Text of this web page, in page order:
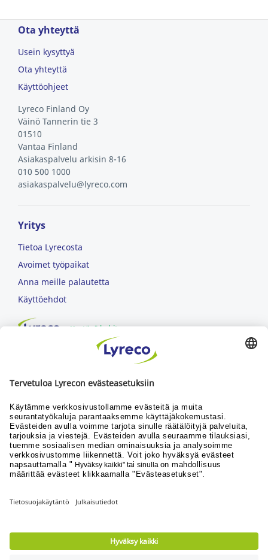
Ota yhteyttä
Usein kysyttyä
Ota yhteyttä
Käyttöohjeet
Lyreco Finland Oy
Väinö Tannerin tie 3
01510
Vantaa Finland
Asiakaspalvelu arkisin 8-16
010 500 1000
asiakaspalvelu@lyreco.com
Yritys
Tietoa Lyrecosta
Avoimet työpaikat
Anna meille palautetta
Käyttöehdot
Kestävä kehitys
Miksi Lyreco?
markkinoiden paras
TOIMITUS SEURAAVAKSI ARKIPÄIVÄKSI
ennen klo 16 tehdyissä tilauksissa
PALAUTUSOIKEUS
30 päivän ajan kuvastotuotteiden avaamattomille
Kaikki, mitä työssäsi tarvitset